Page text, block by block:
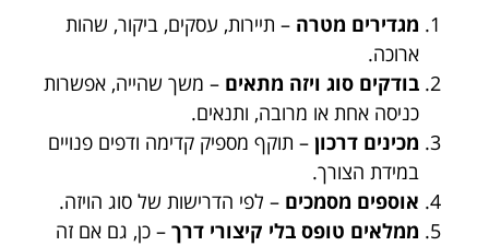
מגדירים מטרה – תיירות, עסקים, ביקור, שהות
ארוכה.
בודקים סוג ויזה מתאים – משך שהייה, אפשרות
כניסה אחת או מרובה, ותנאים.
מכינים דרכון – תוקף מספיק קדימה ודפים פנויים
במידת הצורך.
אוספים מסמכים – לפי הדרישות של סוג הויזה.
ממלאים טופס בלי קיצורי דרך – כן, גם אם זה